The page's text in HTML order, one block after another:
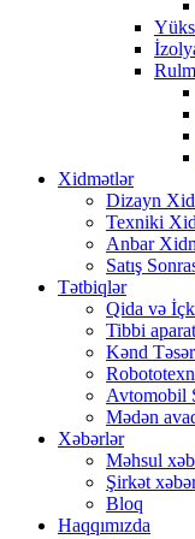
Xidmətlər
Dizayn
Texniki
Anbar
Satış
Tətbiqlər
Qida və İçki
Tibbi aparat
Kənd
Avtomobil
Mədən
Xəbərlər
Məhsul
Şirkət
Bloq
Haqqımızda